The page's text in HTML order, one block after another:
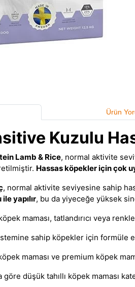
Ürün
Kuzulu
Lamb & Rice, normal aktivite
Hassas köpekler için çok
, normal aktivite seviyesine sahip
yapılır, bu da yiyeceğe yüksek
maması, tatlandırıcı veya
sahip köpekler için formüle
maması ve premium köpek
göre düşük tahıllı köpek maması